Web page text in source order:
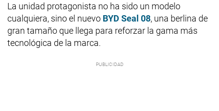
La unidad protagonista no ha sido un modelo
cualquiera, sino el nuevo BYD Seal 08, una berlina de
gran tamaño que llega para reforzar la gama más
tecnológica de la marca.